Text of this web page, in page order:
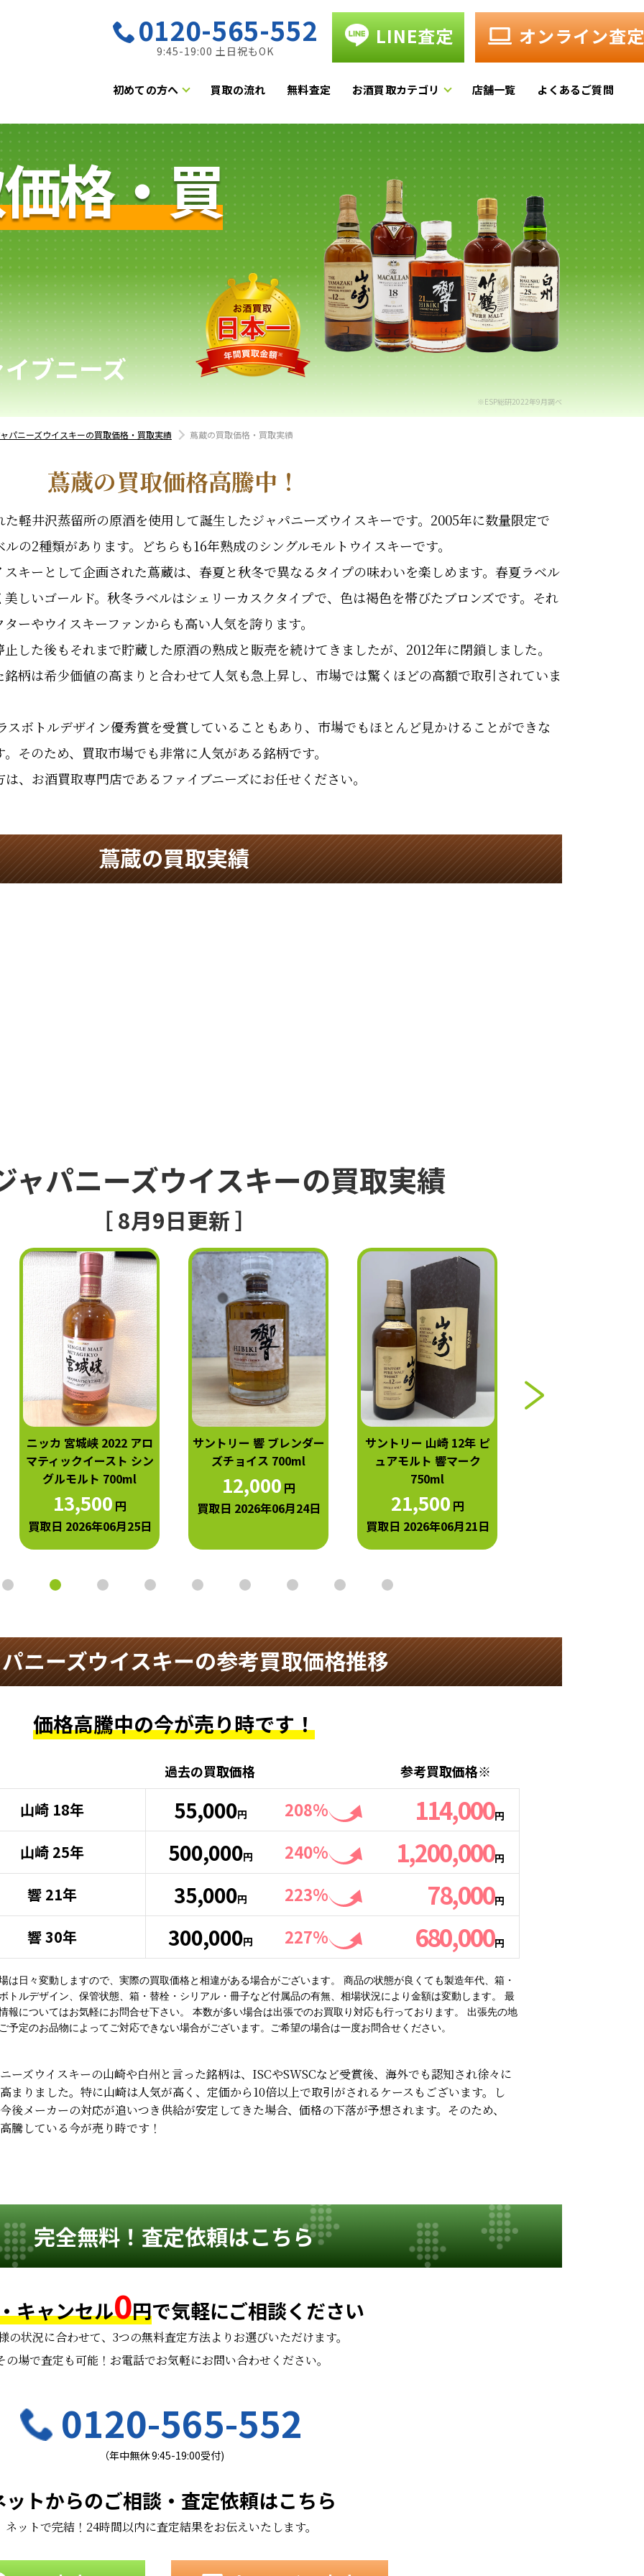
0120-565-552
9:45-19:00 土日祝もOK
LINE査定 オンライン査定
初めての方へ 買取の流れ 無料査定 お酒買取カテゴリ 店舗一覧 よくあるご質問
格・買
ブニーズ
※ESP総研2022年9月調べ
パニーズウイスキーの買取価格・買取実績 蔦蔵の買取価格・買取実績
蔦蔵の買取価格高騰中！
軽井沢蒸留所の原酒を使用して誕生したジャパニーズウイスキーです。2005年に数量限定で
の2種類があります。どちらも16年熟成のシングルモルトウイスキーです。
キーとして企画された蔦蔵は、春夏と秋冬で異なるタイプの味わいを楽しめます。春夏ラベル
しいゴールド。秋冬ラベルはシェリーカスクタイプで、色は褐色を帯びたブロンズです。それ
ーやウイスキーファンからも高い人気を誇ります。
した後もそれまで貯蔵した原酒の熟成と販売を続けてきましたが、2012年に閉鎖しました。
柄は希少価値の高まりと合わせて人気も急上昇し、市場では驚くほどの高額で取引されていま
ボトルデザイン優秀賞を受賞していることもあり、市場でもほとんど見かけることができな
そのため、買取市場でも非常に人気がある銘柄です。
、お酒買取専門店であるファイブニーズにお任せください。
蔦蔵の買取実績
ャパニーズウイスキーの買取実績
［ 8月9日更新 ］
ニッカ 宮城峡 2022 アロ
マティックイースト シン
グルモルト 700ml
13,500 円
買取日 2026年06月25日
サントリー 響 ブレンダー
ズチョイス 700ml
12,000 円
買取日 2026年06月24日
サントリー 山崎 12年 ピ
ュアモルト 響マーク
750ml
21,500 円
買取日 2026年06月21日
ニーズウイスキーの参考買取価格推移
価格高騰中の今が売り時です！
過去の買取価格 参考買取価格※
山崎 18年 55,000円 208% 114,000円
山崎 25年 500,000円 240% 1,200,000円
響 21年 35,000円 223% 78,000円
響 30年 300,000円 227% 680,000円
は日々変動しますので、実際の買取価格と相違がある場合がございます。 商品の状態が良くても製造年代、箱・
トルデザイン、保管状態、箱・替栓・シリアル・冊子など付属品の有無、相場状況により金額は変動します。 最
報についてはお気軽にお問合せ下さい。 本数が多い場合は出張でのお買取り対応も行っております。 出張先の地
予定のお品物によってご対応できない場合がございます。ご希望の場合は一度お問合せください。
ーズウイスキーの山崎や白州と言った銘柄は、ISCやSWSCなど受賞後、海外でも認知され徐々に
まりました。特に山崎は人気が高く、定価から10倍以上で取引がされるケースもございます。し
後メーカーの対応が追いつき供給が安定してきた場合、価格の下落が予想されます。そのため、
騰している今が売り時です！
完全無料！査定依頼はこちら
キャンセル0円で気軽にご相談ください
の状況に合わせて、 3つの無料査定方法よりお選びいただけます。
の場で査定も可能！お電話でお気軽にお問い合わせください。
0120-565-552
（年中無休 9:45-19:00受付)
ットからのご相談・査定依頼はこちら
ネットで完結！24時間以内に査定結果をお伝えいたします。